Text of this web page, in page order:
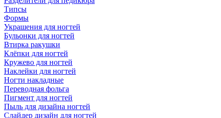
Типсы
Формы
Украшения для ногтей
Бульонки для ногтей
Втирка ракушки
Клёпки для ногтей
Кружево для ногтей
Наклейки для ногтей
Ногти накладные
Переводная фольга
Пигмент для ногтей
Пыль для дизайна ногтей
Слайдер дизайн для ногтей